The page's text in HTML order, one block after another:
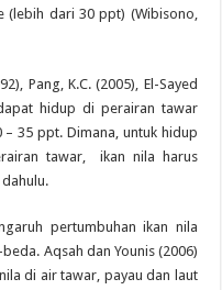
(lebih dari 30 ppt) (Wibisono,
Pang, K.C. (2005), El-Sayed
hidup di perairan tawar
35 ppt. Dimana, untuk hidup
tawar, ikan nila harus
pertumbuhan ikan nila
Aqsah dan Younis (2006)
di air tawar, payau dan laut